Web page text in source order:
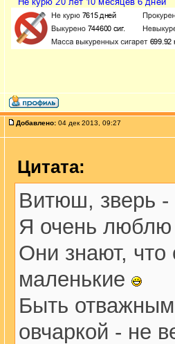
Добавлено: 04 дек 2013, 09:27
Цитата:
Витюш, зверь -
Я очень люблю
Они знают, что
маленькие
Быть
овчаркой - не